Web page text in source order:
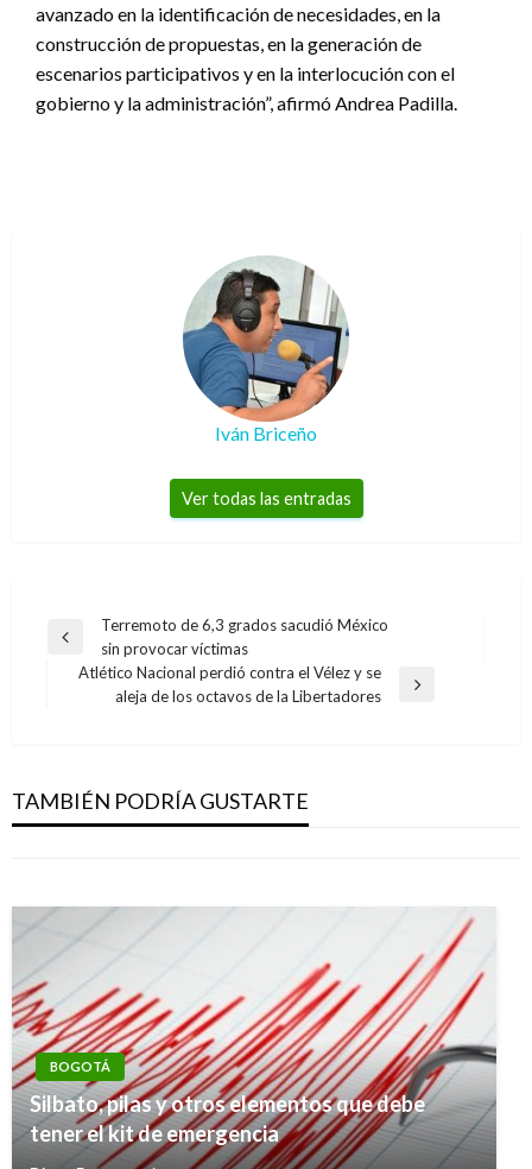
avanzado en la identificación de necesidades, en la
construcción de propuestas, en la generación de
escenarios participativos y en la interlocución con el
gobierno y la administración”, afirmó Andrea Padilla.
Iván Briceño
Ver todas las entradas
Navegación
entradas
Entrada
anterior
Terremoto de 6,3 grados sacudió México
sin provocar víctimas
Entrada
Atlético Nacional perdió contra el Vélez y se
aleja de los octavos de la Libertadores
TAMBIÉN PODRÍA GUSTARTE
cumplimiento de requisitos
Manuel Reyes Beltran martes septiembre 5, 2017
renunció por falta de pago
BOGOTÁ
Silbato, pilas y otros elementos que debe
tener el kit de emergencia